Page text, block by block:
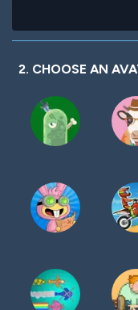
2. CHOOSE AN